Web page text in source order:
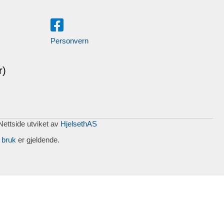
Personvern
utviket av HjelsethAS
er gjeldende.